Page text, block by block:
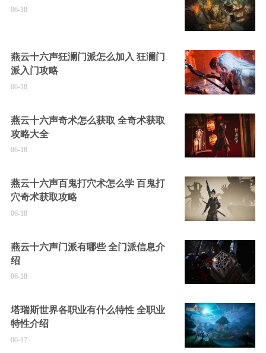
06-18
燕云十六声狂澜门派怎么加入 狂澜门
派入门攻略
06-18
燕云十六声奇术怎么获取 全奇术获取
攻略大全
06-18
燕云十六声百鬼打穴术怎么学 百鬼打
穴奇术获取攻略
06-18
燕云十六声门派有哪些 全门派信息介
绍
06-18
塔瑞斯世界各职业有什么特性 全职业
特性介绍
06-17